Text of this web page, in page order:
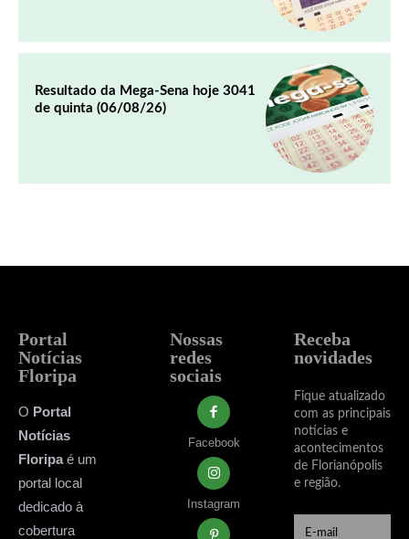
Resultado da Mega-Sena hoje 3041
de quinta (06/08/26)
Portal
Notícias
Floripa
O Portal
Notícias
Floripaé um
portal local
dedicado à
cobertura
Nossas
redes
sociais
Facebook
Instagram
Receba
novidades
Fique atualizado
com as principais
notícias e
acontecimentos
de Florianópolis
e região.